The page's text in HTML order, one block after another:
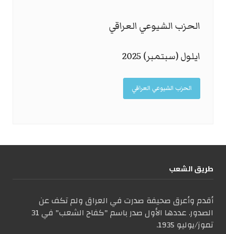
الحزب الشيوعي العراقي
ايلول (سبتمبر) 2025
الحزب الشيوعي العراقي
طریق الشعب
أقدم وأعرق صحيفة صدرت في العراق ولم تكف عن
الصدور. عددها الأول صدر باسم "كفاح الشعب" في 31
تموز/يوليو 1935.